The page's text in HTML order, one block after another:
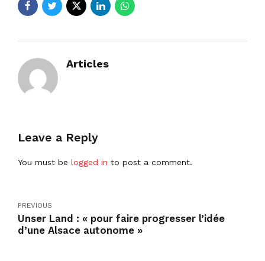
Articles
Leave a Reply
You must be logged in to post a comment.
PREVIOUS
Unser Land : « pour faire progresser l’idée
d’une Alsace autonome »